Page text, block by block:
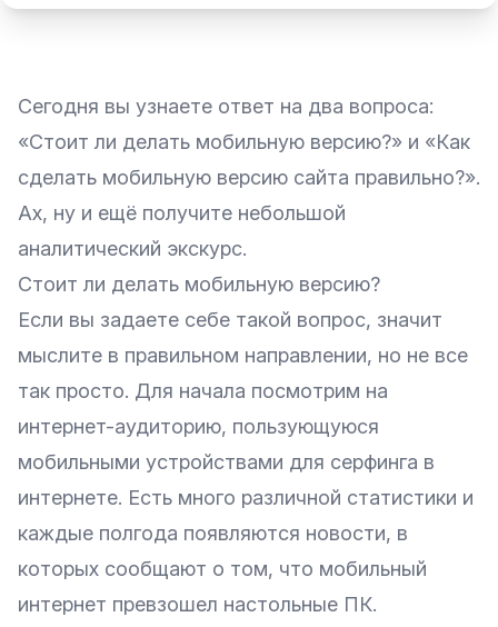
Сегодня вы узнаете ответ на два вопроса:
«Стоит ли делать мобильную версию?» и «Как
сделать мобильную версию сайта правильно?».
Ах, ну и ещё получите небольшой
аналитический экскурс.
Стоит ли делать мобильную версию?
Если вы задаете себе такой вопрос, значит
мыслите в правильном направлении, но не все
так просто. Для начала посмотрим на
интернет-аудиторию, пользующуюся
мобильными устройствами для серфинга в
интернете. Есть много различной статистики и
каждые полгода появляются новости, в
которых сообщают о том, что мобильный
интернет превзошел настольные ПК.